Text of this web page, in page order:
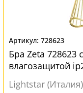
728623
Бра Zeta 728623
влагозащитой
Lightstar (Италия)